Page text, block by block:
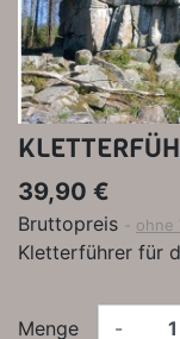
39,90 €
Bruttopreis ohne
Kletterführer für
Menge -